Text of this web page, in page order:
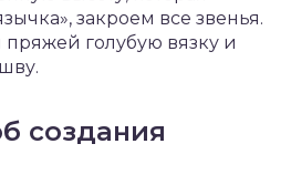
закроем все звенья.
голубую вязку и
создания